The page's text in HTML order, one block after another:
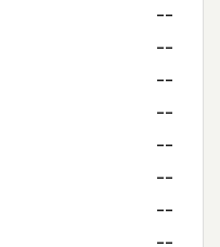
--
--
--
--
--
--
--
--